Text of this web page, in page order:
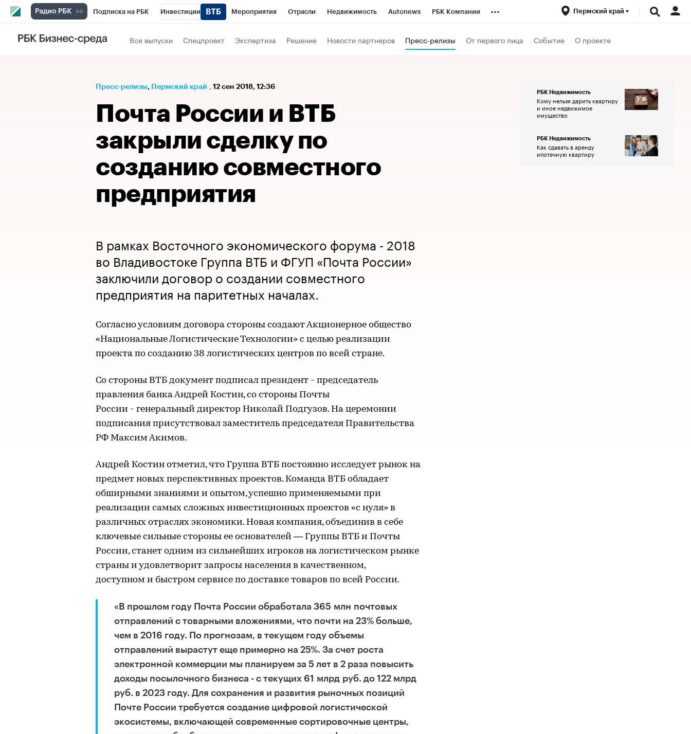
Подписка на РБК Инвестиции Мероприятия Отрасли Недвижимость Autonews РБК Компании
Телеканал
Спецпроекты Проверка контрагентов Экономика Бизнес
... Пермский край
Все выпуски Спецпроект Экспертиза Решение Новости партнеров Пресс-релизы От первого лица Событие О проекте
Пресс-релизы⁠, Пермский край , 12 сен 2018, 12:36
Почта России и ВТБ
закрыли сделку по
созданию совместного
предприятия
В рамках Восточного экономического форума - 2018
во Владивостоке Группа ВТБ и ФГУП «Почта России»
заключили договор о создании совместного
предприятия на паритетных началах.
Согласно условиям договора стороны создают Акционерное общество
«Национальные Логистические Технологии» с целью реализации
проекта по созданию 38 логистических центров по всей стране.
Со стороны ВТБ документ подписал президент - председатель
правления банка Андрей Костин, со стороны Почты
России - генеральный директор Николай Подгузов. На церемонии
подписания присутствовал заместитель председателя Правительства
РФ Максим Акимов.
Андрей Костин отметил, что Группа ВТБ постоянно исследует рынок на
предмет новых перспективных проектов. Команда ВТБ обладает
обширными знаниями и опытом, успешно применяемыми при
реализации самых сложных инвестиционных проектов «с нуля» в
различных отраслях экономики. Новая компания, объединив в себе
ключевые сильные стороны ее основателей — Группы ВТБ и Почты
России, станет одним из сильнейших игроков на логистическом рынке
страны и удовлетворит запросы населения в качественном,
доступном и быстром сервисе по доставке товаров по всей России.
«В прошлом году Почта России обработала 365 млн почтовых
отправлений с товарными вложениями, что почти на 23% больше,
чем в 2016 году. По прогнозам, в текущем году объемы
отправлений вырастут еще примерно на 25%. За счет роста
электронной коммерции мы планируем за 5 лет в 2 раза повысить
доходы посылочного бизнеса - с текущих 61 млрд руб. до 122 млрд
руб. в 2023 году. Для сохранения и развития рыночных позиций
Почте России требуется создание цифровой логистической
экосистемы, включающей современные сортировочные центры,
РБК Недвижимость
Кому нельзя дарить квартиру
и иное недвижимое
имущество
РБК Недвижимость
Как сдавать в аренду
ипотечную квартиру